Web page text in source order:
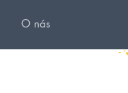
O nás